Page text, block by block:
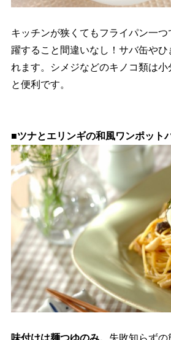
キッチンが狭くてもフライパン一
躍すること間違いなし！サバ缶や
れます。シメジなどのキノコ類は小
と便利です。
■ツナとエリンギの和風ワンポット
味付けは麺つゆのみ。失敗知らずの